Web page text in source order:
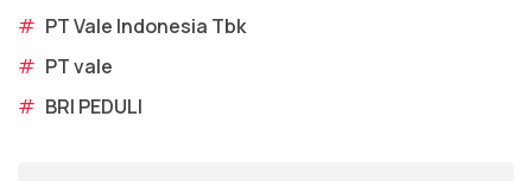
# PT Vale Indonesia Tbk
# PT vale
# BRI PEDULI